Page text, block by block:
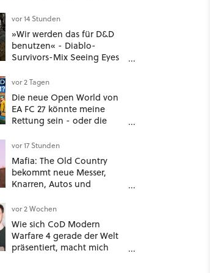
noch größer und
gefährlicher
vor 14 Stunden
»Wir werden das für D&D
benutzen« - Diablo-
Survivors-Mix Seeing Eyes
nützliches Map-Tool
vor 2 Tagen
Die neue Open World von
EA FC 27 könnte meine
Rettung sein - oder die
vor 17 Stunden
Mafia: The Old Country
bekommt neue Messer,
Knarren, Autos und
hat mehr dabei als nur
Story
vor 2 Wochen
Wie sich CoD Modern
Warfare 4 gerade der Welt
präsentiert, macht mich